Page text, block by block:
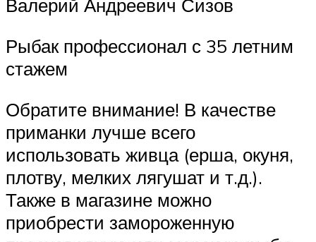
Валерий Андреевич Сизов
Рыбак профессионал с 35 летним
стажем
Обратите внимание! В качестве
приманки лучше всего
использовать живца (ерша, окуня,
плотву, мелких лягушат и т.д.).
Также в магазине можно
приобрести замороженную